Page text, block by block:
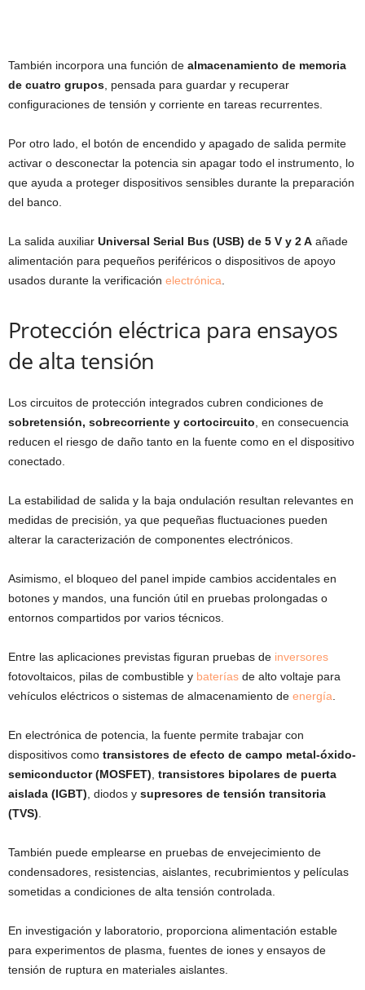
También incorpora una función de almacenamiento de memoria
de cuatro grupos , pensada para guardar y recuperar
configuraciones de tensión y corriente en tareas recurrentes.
Por otro lado, el botón de encendido y apagado de salida permite
activar o desconectar la potencia sin apagar todo el instrumento, lo
que ayuda a proteger dispositivos sensibles durante la preparación
del banco.
La salida auxiliar Universal Serial Bus (USB) de 5 V y 2 A añade
alimentación para pequeños periféricos o dispositivos de apoyo
usados durante la verificación electrónica
Protección eléctrica para ensayos
de alta tensión
Los circuitos de protección integrados cubren condiciones de
sobretensión, sobrecorriente y cortocircuito , en consecuencia
reducen el riesgo de daño tanto en la fuente como en el dispositivo
conectado.
La estabilidad de salida y la baja ondulación resultan relevantes en
medidas de precisión, ya que pequeñas fluctuaciones pueden
alterar la caracterización de componentes electrónicos.
Asimismo, el bloqueo del panel impide cambios accidentales en
botones y mandos, una función útil en pruebas prolongadas o
entornos compartidos por varios técnicos.
Entre las aplicaciones previstas figuran pruebas de inversores
fotovoltaicos, pilas de combustible y baterías de alto voltaje para
vehículos eléctricos o sistemas de almacenamiento de energía
En electrónica de potencia, la fuente permite trabajar con
dispositivos como transistores de efecto de campo metal-óxido-
semiconductor (MOSFET) transistores bipolares de puerta
aislada (IGBT) , diodos y supresores de tensión transitoria
(TVS)
También puede emplearse en pruebas de envejecimiento de
condensadores, resistencias, aislantes, recubrimientos y películas
sometidas a condiciones de alta tensión controlada.
En investigación y laboratorio, proporciona alimentación estable
para experimentos de plasma, fuentes de iones y ensayos de
tensión de ruptura en materiales aislantes.